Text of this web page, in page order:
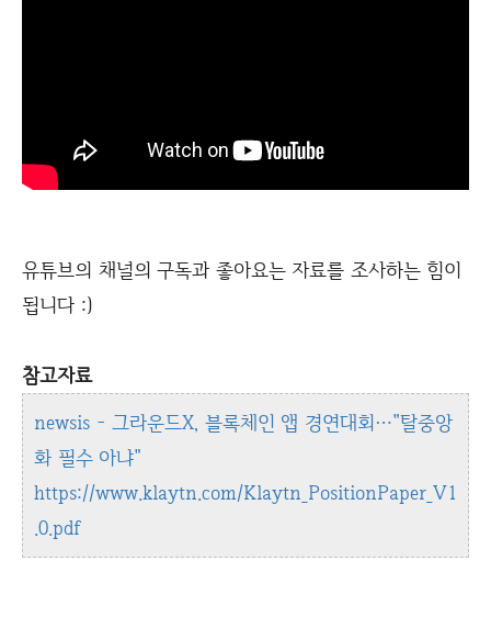
유튜브의 채널의 구독과 좋아요는 자료를 조사하는 힘이
됩니다 :)
참고자료
newsis - 그라운드X, 블록체인 앱 경연대회…"탈중앙
화 필수 아냐"
https://www.klaytn.com/Klaytn_PositionPaper_V1
.0.pdf